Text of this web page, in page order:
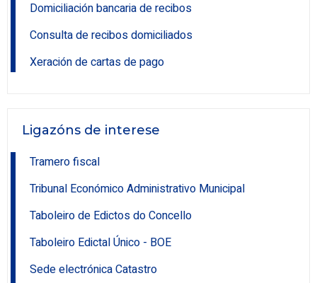
Domiciliación bancaria de recibos
Consulta de recibos domiciliados
Xeración de cartas de pago
Ligazóns de interese
Tramero fiscal
Tribunal Económico Administrativo Municipal
Taboleiro de Edictos do Concello
Taboleiro Edictal Único - BOE
Sede electrónica Catastro